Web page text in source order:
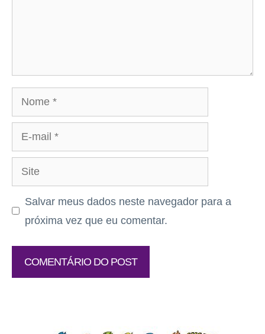
Nome
mail
Site
Salvar meus dados neste navegador para a
próxima vez que eu comentar.